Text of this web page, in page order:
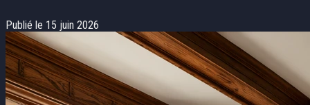
Publié le 15 juin 2026